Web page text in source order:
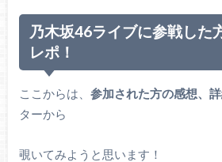
乃木坂46ライブに参戦した
レポ！
ここからは、 参加された方の感想、
ターから
覗いてみようと思います！